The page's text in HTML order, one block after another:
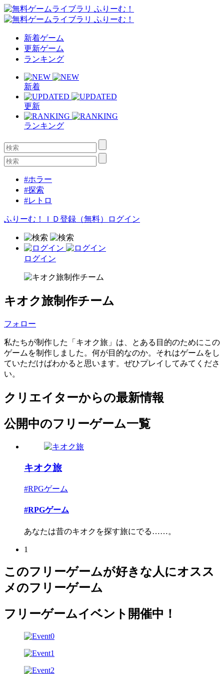
新着ゲーム
更新ゲーム
ランキング
新着
更新
ランキング
#ホラー
#探索
#レトロ
ふりーむ！ＩＤ登録（無料） ログイン
ログイン
キオク旅制作チーム
フォロー
私たちが制作した「キオク旅」は、とある目的のためにこの
ゲームを制作しました。何が目的なのか。それはゲームをし
ていただけばわかると思います。ぜひプレイしてみてくださ
い。
クリエイターからの最新情報
公開中のフリーゲーム一覧
キオク旅
#RPGゲーム
#RPGゲーム
あなたは昔のキオクを探す旅にでる……。
1
このフリーゲームが好きな人にオスス
メのフリーゲーム
フリーゲームイベント開催中！